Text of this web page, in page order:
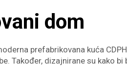
dom
prefabrikovana kuća
Također, dizajnirane su kako